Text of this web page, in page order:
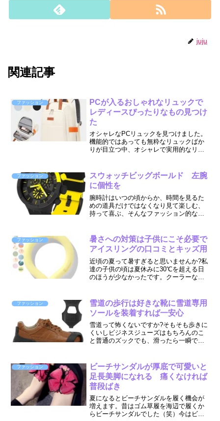
juju
関連記事
ファッション
PCが入るおしゃれなリュックで
レディースぴったりなもの見つけ
た
オシャレなPCリュックを見つけました。
機能的ではあっても無粋なリュックばか
りが目立つ中、オシャレで実用的なリュ
できるスグレモノです。
ファッション
スウォッチビッグボールド 左腕
に個性を
腕時計はいつの頃からか、時間を見るた
めの道具だけではなくなり見て楽しむ、
持って喜ぶ、そんなファッション的な要
いたかの国も技術だけではなく、デザイ
ンにも斬新なアイデアを取...
ファッション
暑さへの対策は子供にこそ必要で
アイスリングの口コミとキッズ用
近頃の夏って暑すぎると思いませんか?私
達の子供の頃は夏休みに30℃を超える日
のほうが少なかったです。クーラーなん
泣かないくらいに暑いです。身体が小さ
い分、体の芯まで熱く...
ファッション
雪道の歩行は好きな靴に雪道専用
ソールを装着すれば一安心
雪道って怖くないですか?そもそも歩きに
くいしビジネスジューズはもちろんのこ
と普通のズックでも、滑ったら一瞬で転
御が間に合いません。たいがい、かなり
痛い思いをするか下手を...
ファッション
ビーチサンダルが厚底で可愛いと
足長美脚になれる 痛くなければ
普段ばき
夏になるとビーチサンダルを履く機会が
増えます。昔はゴム草履を海辺で履くか
らビーチサンダルでした（笑）今はビー